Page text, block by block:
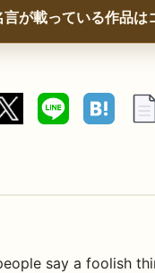
言が載っている作品は
say a foolish